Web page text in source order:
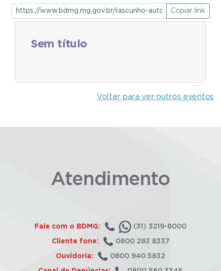
Copiar link
Sem título
Voltar para ver outros eventos
Atendimento
Fale com o BDMG: (31) 3219-8000
Cliente fone: 0800 283 8337
Ouvidoria: 0800 940 5832